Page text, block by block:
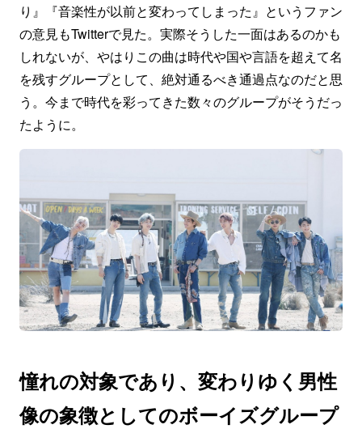
り』『音楽性が以前と変わってしまった』というファン
の意見もTwitterで見た。実際そうした一面はあるのかも
しれないが、やはりこの曲は時代や国や言語を超えて名
を残すグループとして、絶対通るべき通過点なのだと思
う。今まで時代を彩ってきた数々のグループがそうだっ
たように。
憧れの対象であり、変わりゆく男性
像の象徴としてのボーイズグループ